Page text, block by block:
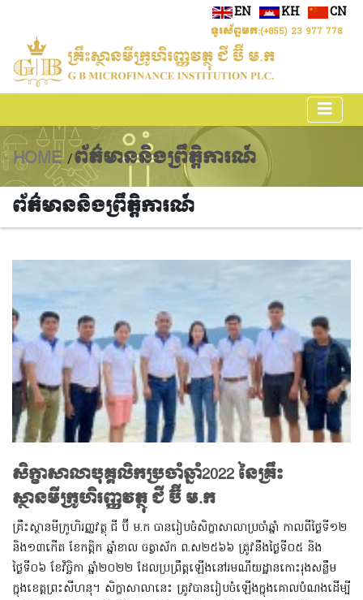
EN KH CN
ទូរស័ព្ទមក:(+855) 23 977 778
HOME /ព័ត៌មាននិងព្រឹត្តិការណ៍
ព័ត៌មាននិងព្រឹត្តិការណ៍
សិក្ខាសាលាបុគ្គលិកប្រចាំឆ្នាំ2022 នៃគ្រឹះ
ស្ថានមីក្រូហិរញ្ញវត្ថុ ជី ប៊ី ម.ក
គ្រឹះស្ថានមីក្រូហិរញ្ញវត្ថុ ជី ប៊ី ម.ក បានរៀបចំសិក្ខាសាលាប្រចាំឆ្នាំ កាលពីថ្ងៃទី១២
និង១៣កើត ខែកត្តិក ឆ្នាំខាល ចត្វាស័ក ព.ស២៥៦៦ ត្រូវនឹងថ្ងៃទី០៥ និង
ថ្ងៃទី០៦ ខែវិច្ឆិកា ឆ្នាំ២០២២ ដែលប្រព្រឹត្តឡើងនៅរមណីយដ្ឋានកោះរុងសន្លឹម
ក្នុងខេត្តព្រះសីហនុ។ សិក្ខាសាលានេះ ត្រូវបានរៀបចំឡើងក្នុងគោលបំណងដើម្បី